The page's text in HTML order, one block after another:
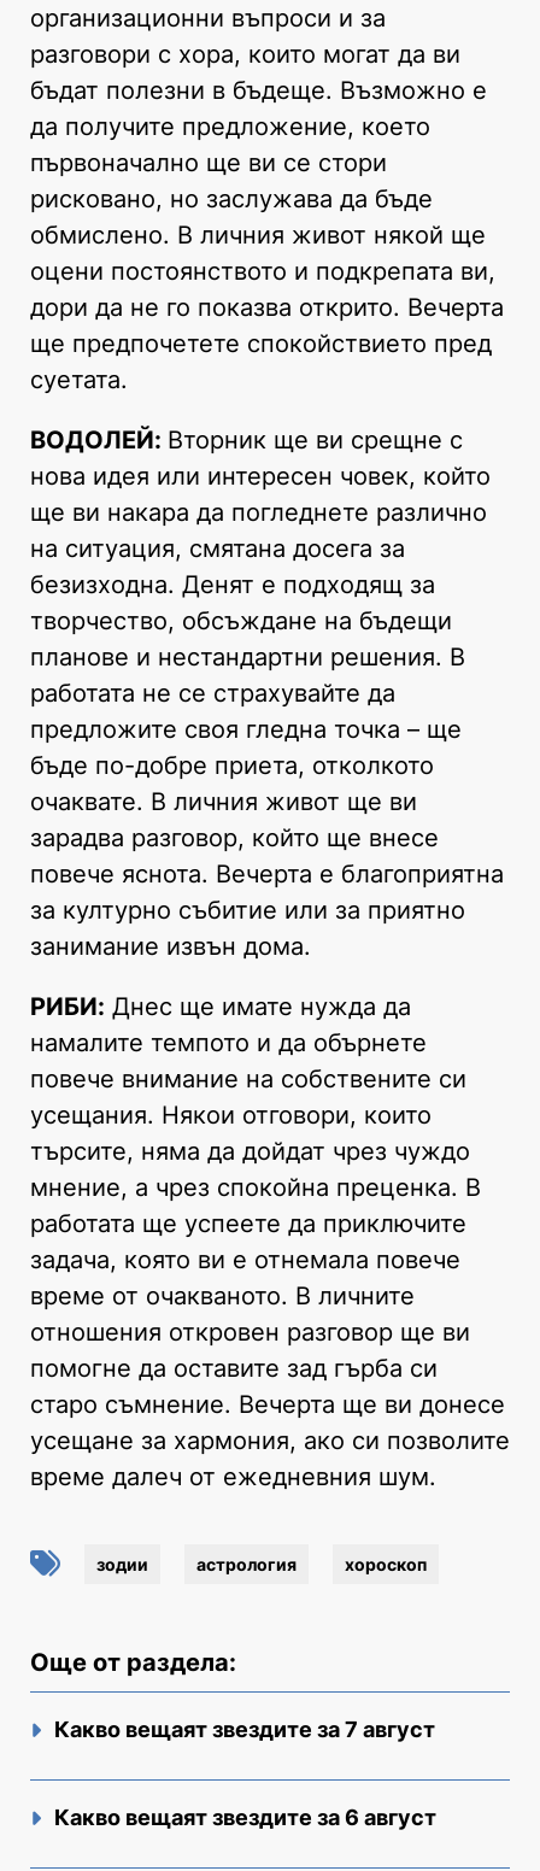
организационни въпроси и за
разговори с хора, които могат да ви
бъдат полезни в бъдеще. Възможно е
да получите предложение, което
първоначално ще ви се стори
рисковано, но заслужава да бъде
обмислено. В личния живот някой ще
оцени постоянството и подкрепата ви,
дори да не го показва открито. Вечерта
ще предпочетете спокойствието пред
суетата.
ВОДОЛЕЙ: Вторник ще ви срещне с
нова идея или интересен човек, който
ще ви накара да погледнете различно
на ситуация, смятана досега за
безизходна. Денят е подходящ за
творчество, обсъждане на бъдещи
планове и нестандартни решения. В
работата не се страхувайте да
предложите своя гледна точка – ще
бъде по-добре приета, отколкото
очаквате. В личния живот ще ви
зарадва разговор, който ще внесе
повече яснота. Вечерта е благоприятна
за културно събитие или за приятно
занимание извън дома.
РИБИ: Днес ще имате нужда да
намалите темпото и да обърнете
повече внимание на собствените си
усещания. Някои отговори, които
търсите, няма да дойдат чрез чуждо
мнение, а чрез спокойна преценка. В
работата ще успеете да приключите
задача, която ви е отнемала повече
време от очакваното. В личните
отношения откровен разговор ще ви
помогне да оставите зад гърба си
старо съмнение. Вечерта ще ви донесе
усещане за хармония, ако си позволите
време далеч от ежедневния шум.
зодии астрология хороскоп
Още от раздела:
Какво вещаят звездите за 7 август
Какво вещаят звездите за 6 август